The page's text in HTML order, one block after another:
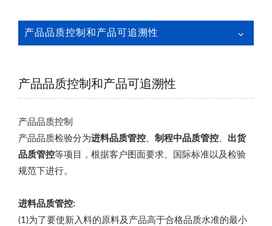
产品品质控制和产品可追溯性
产品品质控制和产品可追溯性
产品品质控制
产品品质检验分为进料品质管控、 制程中品质管控、 出货
品质管控等项目，根据客户图面要求、国际标准以及检验
规范下进行。
进料品质管控:
(1)为了要使新入料的原料及产品高于合格品质水准的最小